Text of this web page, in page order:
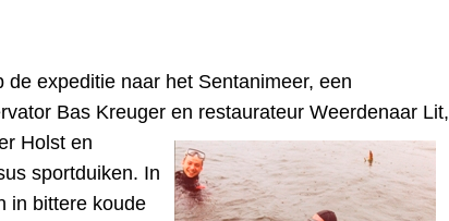
expeditie naar het Sentanimeer, een
Bas Kreuger en restaurateur Weerdenaar Lit,
Holst en
sportduiken. In
in bittere koude